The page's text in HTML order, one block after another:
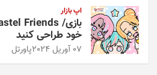
اپ بازار
خود طراحی کنید
07 آوریل 2024 پاورتل